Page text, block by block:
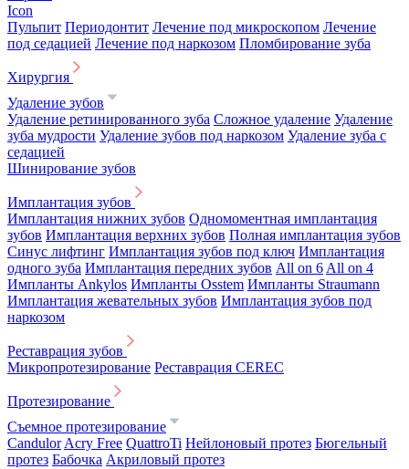
Icon
Пульпит Периодонтит Лечение под микроскопом Лечение
под седацией Лечение под наркозом Пломбирование зуба
Хирургия
Удаление зубов
Удаление ретинированного зуба Сложное удаление Удаление
зуба мудрости Удаление зубов под наркозом Удаление зуба с
седацией
Шинирование зубов
Имплантация зубов
Имплантация нижних зубов Одномоментная имплантация
зубов Имплантация верхних зубов Полная имплантация зубов
Синус лифтинг Имплантация зубов под ключ Имплантация
одного зуба Имплантация передних зубов All on 6 All on 4
Импланты Ankylos Импланты Osstem Импланты Straumann
Имплантация жевательных зубов Имплантация зубов под
наркозом
Реставрация зубов
Микропротезирование Реставрация CEREC
Протезирование
Съемное протезирование
Candulor Acry Free QuattroTi Нейлоновый протез Бюгельный
протез Бабочка Акриловый протез